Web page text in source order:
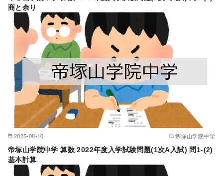
商と余り
2025-08-10 帝塚山学院中学
帝塚山学院中学 算数 2022年度入学試験問題(1次A入試) 問1-(2)
基本計算